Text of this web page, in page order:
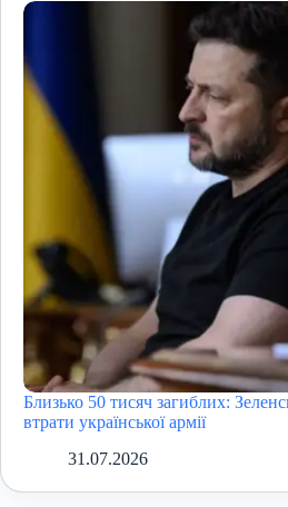
Близько 50 тисяч загиблих:
втрати української армії
31.07.2026